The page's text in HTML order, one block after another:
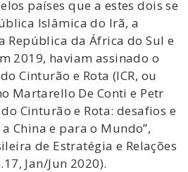
países que a estes dois se
Islâmica do Irã, a
República da África do Sul e
2019, haviam assinado o
Cinturão e Rota (ICR, ou
Martarello De Conti e Petr
Cinturão e Rota: desafios e
China e para o Mundo”,
de Estratégia e Relações
Jan/Jun 2020).